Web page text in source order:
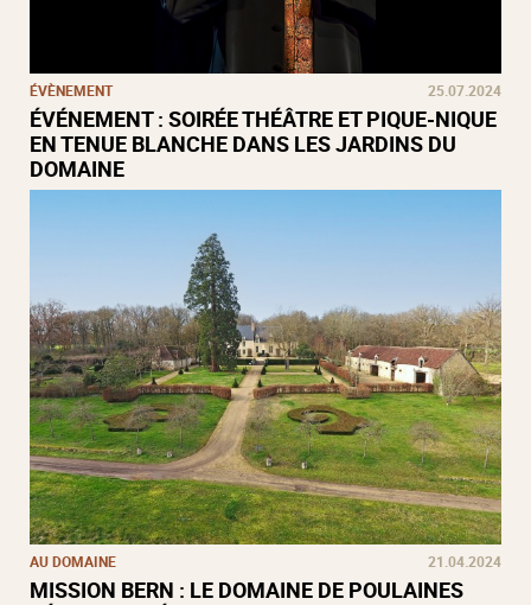
ÉVÈNEMENT 25.07.2024
ÉVÉNEMENT : SOIRÉE THÉÂTRE ET PIQUE-NIQUE
EN TENUE BLANCHE DANS LES JARDINS DU
DOMAINE
AU DOMAINE 21.04.2024
MISSION BERN : LE DOMAINE DE POULAINES